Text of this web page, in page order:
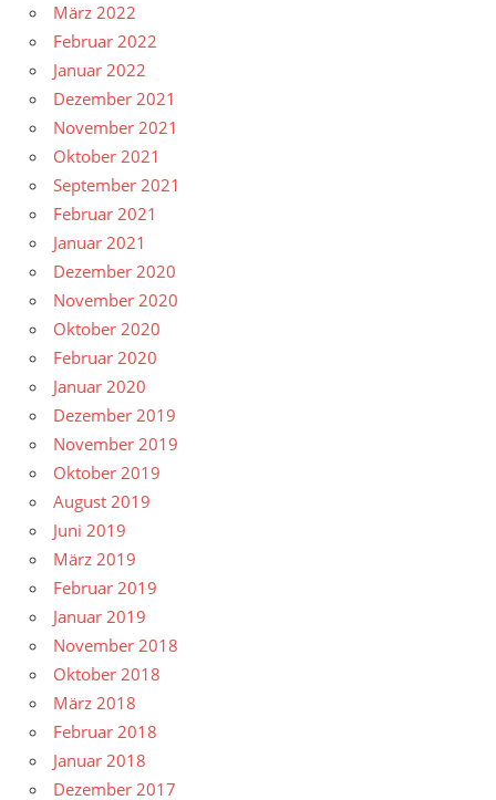
März 2022
Februar 2022
Januar 2022
Dezember 2021
November 2021
Oktober 2021
September 2021
Februar 2021
Januar 2021
Dezember 2020
November 2020
Oktober 2020
Februar 2020
Januar 2020
Dezember 2019
November 2019
Oktober 2019
August 2019
Juni 2019
März 2019
Februar 2019
Januar 2019
November 2018
Oktober 2018
März 2018
Februar 2018
Januar 2018
Dezember 2017